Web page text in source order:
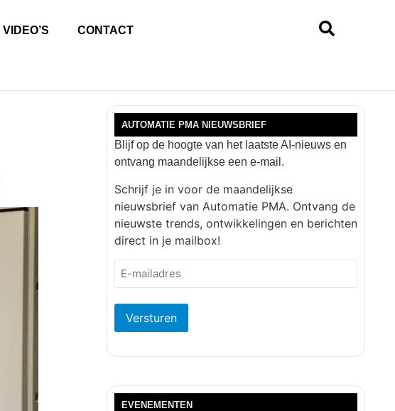
VIDEO’S CONTACT
AUTOMATIE PMA NIEUWSBRIEF
Blijf op de hoogte van het laatste AI-nieuws en
ontvang maandelijkse een e-mail.
Schrijf je in voor de maandelijkse
nieuwsbrief van Automatie PMA. Ontvang de
nieuwste trends, ontwikkelingen en berichten
direct in je mailbox!
E-
mailadres
(Vereist)
EVENEMENTEN